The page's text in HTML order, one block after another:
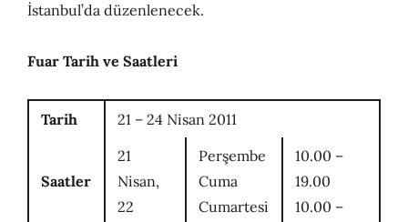
İstanbul’da düzenlenecek.
Fuar Tarih ve Saatleri
Tarih 21 – 24 Nisan 2011
Saatler
21
Nisan,
22
Perşembe
Cuma
Cumartesi
10.00 –
19.00
10.00 –